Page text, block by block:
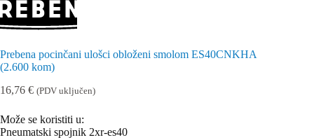
Prebena pocinčani ulošci obloženi smolom ES40CNKHA
(2.600 kom)
16,76 € (PDV uključen)
Može se koristiti u:
Pneumatski spojnik 2xr-es40